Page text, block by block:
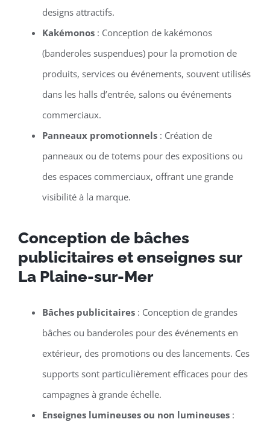
designs attractifs.
Kakémonos: Conception de kakémonos
(banderoles suspendues) pour la promotion de
produits, services ou événements, souvent utilisés
dans les halls d’entrée, salons ou événements
commerciaux.
Panneaux promotionnels: Création de
panneaux ou de totems pour des expositions ou
des espaces commerciaux, offrant une grande
visibilité à la marque.
Conception de bâches
publicitaires et enseignes sur
La Plaine-sur-Mer
Bâches publicitaires: Conception de grandes
bâches ou banderoles pour des événements en
extérieur, des promotions ou des lancements. Ces
supports sont particulièrement efficaces pour des
campagnes à grande échelle.
Enseignes lumineuses ou non lumineuses: